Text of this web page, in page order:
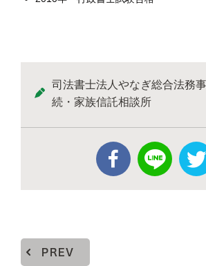
司法書士法人やなぎ総合法務
続・家族信託相談所
PREV